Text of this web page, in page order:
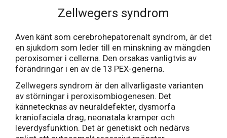
Zellwegers syndrom
Även känt som cerebrohepatorenalt syndrom, är det
en sjukdom som leder till en minskning av mängden
peroxisomer i cellerna. Den orsakas vanligtvis av
förändringar i en av de 13 PEX-generna.
Zellwegers syndrom är den allvarligaste varianten
av störningar i peroxisombiogenesen. Det
kännetecknas av neuraldefekter, dysmorfa
kraniofaciala drag, neonatala kramper och
leverdysfunktion. Det är genetiskt och nedärvs